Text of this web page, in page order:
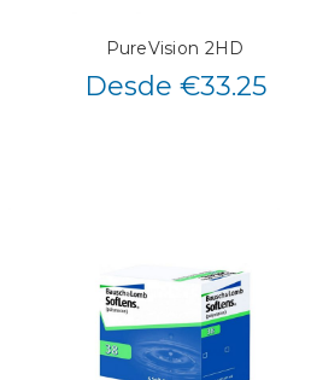
PureVision 2HD
Desde €33.25